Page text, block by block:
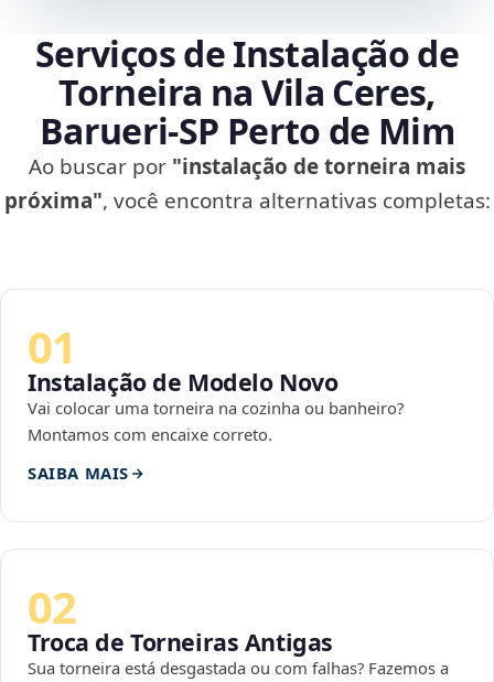
Serviços de Instalação de
Torneira na Vila Ceres,
Barueri‑SP Perto de Mim
Ao buscar por "instalação de torneira mais
próxima", você encontra alternativas completas:
01
Instalação de Modelo Novo
Vai colocar uma torneira na cozinha ou banheiro?
Montamos com encaixe correto.
SAIBA MAIS
02
Troca de Torneiras Antigas
Sua torneira está desgastada ou com falhas? Fazemos a